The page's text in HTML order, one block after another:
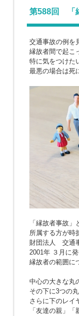
第588回 「
交通事故の例を
縁故者間で起こ
特に気をつけた
最悪の場合は死
「縁故者事故」
所属する方が時
財団法人 交通
2001年 ３月に
縁故者の範囲に
中心の大きな丸
その下に3つの
さらに下のレイ
「友達の親」「